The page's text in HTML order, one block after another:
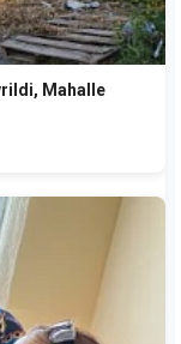
Mahalle